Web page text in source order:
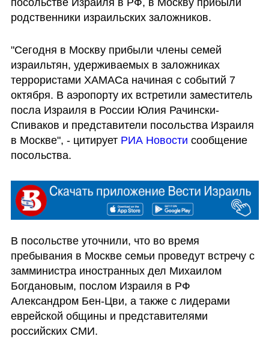
посольстве Израиля в РФ, в Москву прибыли
родственники израильских заложников.
"Сегодня в Москву прибыли члены семей
израильтян, удерживаемых в заложниках
террористами ХАМАСа начиная с событий 7
октября. В аэропорту их встретили заместитель
посла Израиля в России Юлия Рачински-
Спиваков и представители посольства Израиля
в Москве", - цитирует РИА Новости сообщение
посольства.
В посольстве уточнили, что во время
пребывания в Москве семьи проведут встречу с
замминистра иностранных дел Михаилом
Богдановым, послом Израиля в РФ
Александром Бен-Цви, а также с лидерами
еврейской общины и представителями
российских СМИ.